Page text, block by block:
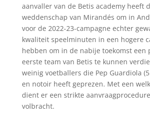
aanvaller van de Betis academy heeft
weddenschap van Mirandés om in
voor de 2022-23-campagne echter
kwaliteit speelminuten in een hogere
hebben om in de nabije toekomst een
eerste team van Betis te kunnen
weinig voetballers die Pep Guardiola
en notoir heeft geprezen. Met een
dient er een strikte
volbracht.